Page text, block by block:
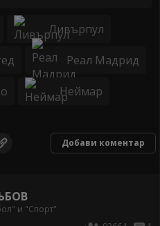
Ливърпул
Реал Мадрид
Неймар
Добави коментар
и "Спорт"